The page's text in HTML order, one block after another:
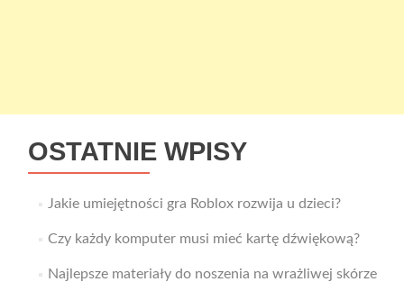
OSTATNIE WPISY
Jakie umiejętności gra Roblox rozwija u dzieci?
Czy każdy komputer musi mieć kartę dźwiękową?
Najlepsze materiały do noszenia na wrażliwej skórze